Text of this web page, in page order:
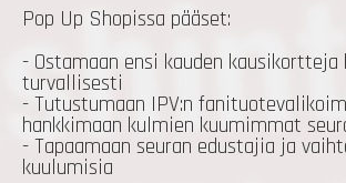
Pop Up Shopissa pääset:
- Ostamaan ensi kauden
turvallisesti
- Tutustumaan IPV:n
hankkimaan kulmien kuumimmat
- Tapaamaan seuran edustajia ja
kuulumisia